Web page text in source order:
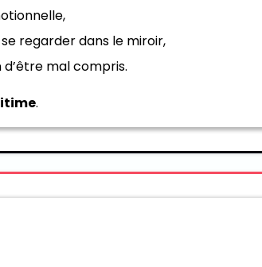
regarder dans le miroir,
mal compris.
.